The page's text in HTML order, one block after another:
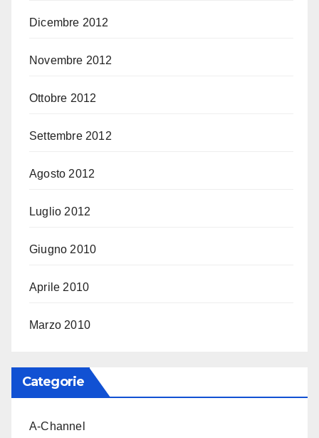
Dicembre 2012
Novembre 2012
Ottobre 2012
Settembre 2012
Agosto 2012
Luglio 2012
Giugno 2010
Aprile 2010
Marzo 2010
Categorie
A-Channel